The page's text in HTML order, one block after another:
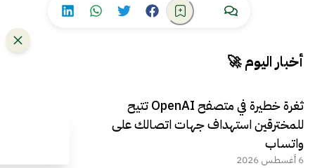
أخبار اليوم 🚀
ثغرة خطيرة في متصفح OpenAI تتيح
للمخترقين استهداف جهات اتصالك على
واتساب
6 أغسطس 2026